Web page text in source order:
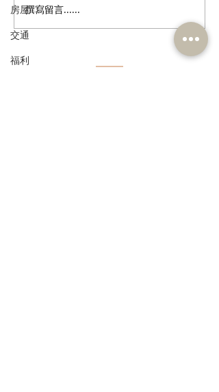
房屋
交通
福利
港區全國人大代表團考察
安徽涇縣，調研紅色文化
撰寫留言......